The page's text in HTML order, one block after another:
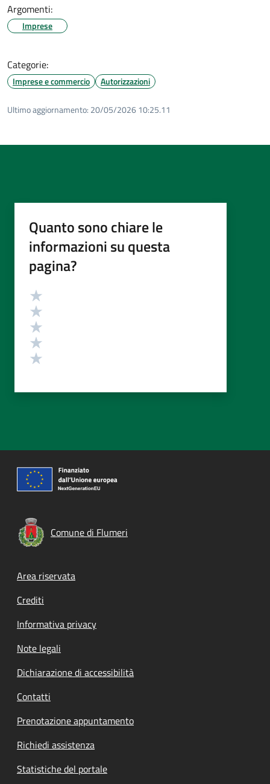
Argomenti:
Imprese
Categorie:
Imprese e commercio Autorizzazioni
Ultimo aggiornamento: 20/05/2026 10:25.11
Quanto sono chiare le
informazioni su questa
pagina?
Valutazione
Comune di Flumeri
Footer menu
Area riservata
Crediti
Informativa privacy
Note legali
Dichiarazione di accessibilità
Contatti
Prenotazione appuntamento
Richiedi assistenza
Statistiche del portale